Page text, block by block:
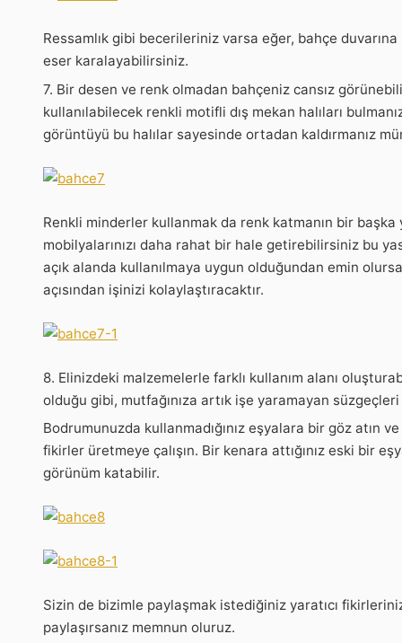
Ressamlık gibi becerileriniz varsa eğer, bahçe
eser karalayabilirsiniz.
7. Bir desen ve renk olmadan bahçeniz cansız
kullanılabilecek renkli motifli dış mekan halıları
görüntüyü bu halılar sayesinde ortadan kaldırmanız
Renkli minderler kullanmak da renk katmanın bir başka
mobilyalarınızı daha rahat bir hale getirebilirsiniz bu
açık alanda kullanılmaya uygun olduğundan emin
açısından işinizi kolaylaştıracaktır.
8. Elinizdeki malzemelerle farklı kullanım alanı
olduğu gibi, mutfağınıza artık işe yaramayan
Bodrumunuzda kullanmadığınız eşyalara bir göz atın
fikirler üretmeye çalışın. Bir kenara attığınız eski bir
görünüm katabilir.
Sizin de bizimle paylaşmak istediğiniz yaratıcı
paylaşırsanız memnun oluruz.